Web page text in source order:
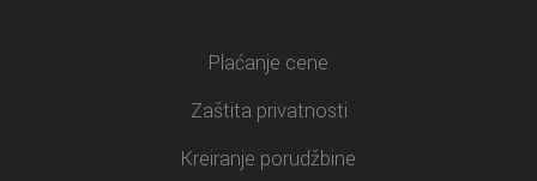
Plaćanje cene
Zaštita privatnosti
Kreiranje porudžbine